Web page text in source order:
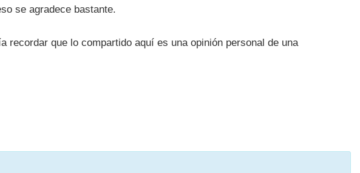
se agradece bastante.
que lo compartido aquí es una opinión personal de una